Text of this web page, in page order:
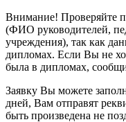
Внимание! Проверяйте
(ФИО руководителей,
учреждения), так как
дипломах. Если Вы не
была в дипломах,
Заявку Вы можете
дней, Вам отправят
быть произведена не